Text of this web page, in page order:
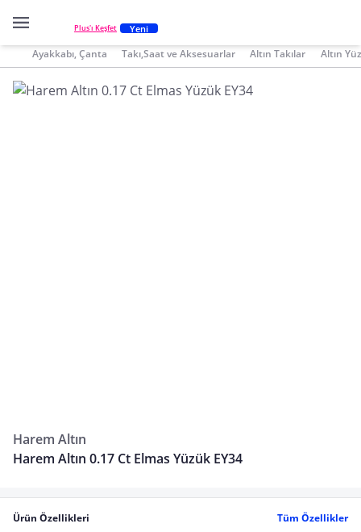
Plus'ı Keşfet Yeni
Ayakkabı, Çanta Takı,Saat ve Aksesuarlar Altın Takılar Altın
Harem Altın
Harem Altın 0.17 Ct Elmas Yüzük EY34
Ürün Özellikleri
Tüm Özellikler